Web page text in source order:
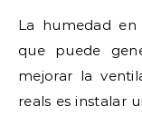
La humedad
que puede
mejorar la
reals es instalar